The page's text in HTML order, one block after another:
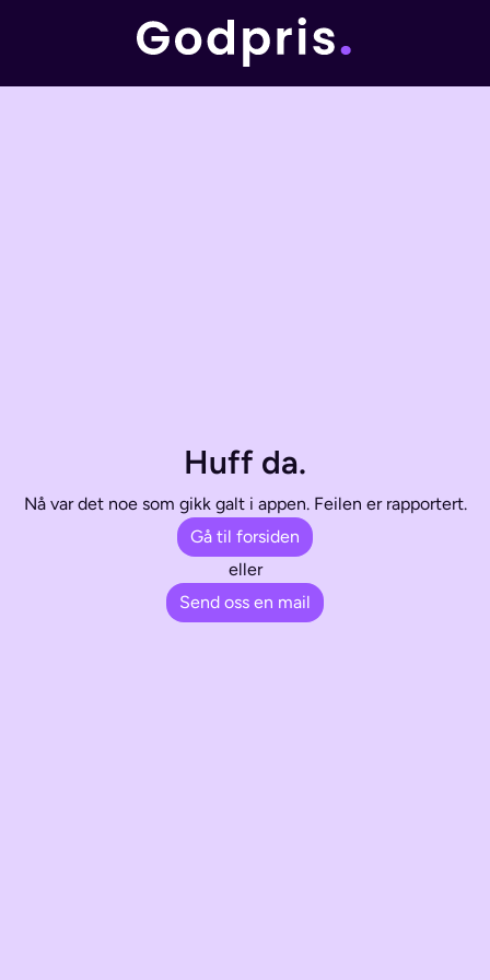
Huff da.
Nå var det noe som gikk galt i appen. Feilen er rapportert.
Gå til forsiden
eller
Send oss en mail